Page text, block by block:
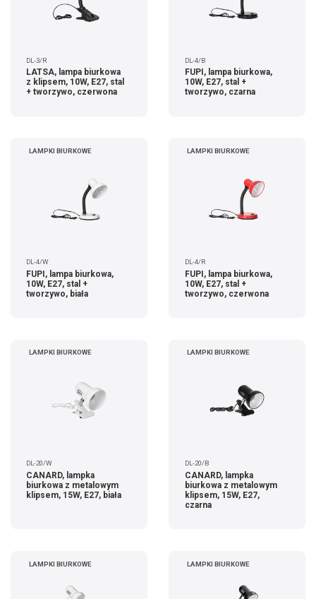
DL-3/R
LATSA, lampa biurkowa
z klipsem, 10W, E27, stal
+ tworzywo, czerwona
DL-4/B
FUPI, lampa biurkowa,
10W, E27, stal +
tworzywo, czarna
LAMPKI BIURKOWE
DL-4/W
FUPI, lampa biurkowa,
10W, E27, stal +
tworzywo, biała
LAMPKI BIURKOWE
DL-4/R
FUPI, lampa biurkowa,
10W, E27, stal +
tworzywo, czerwona
LAMPKI BIURKOWE
DL-20/W
CANARD, lampka
biurkowa z metalowym
klipsem, 15W, E27, biała
LAMPKI BIURKOWE
DL-20/B
CANARD, lampka
biurkowa z metalowym
klipsem, 15W, E27,
czarna
LAMPKI BIURKOWE LAMPKI BIURKOWE